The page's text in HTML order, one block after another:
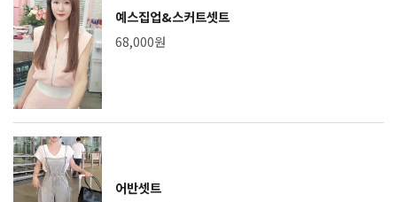
예스집업&스커트셋트
68,000원
어반셋트